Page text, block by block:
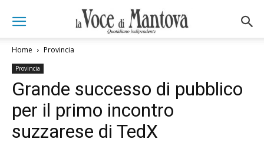
Home Provincia
Provincia
Grande successo di pubblico
per il primo incontro
suzzarese di TedX